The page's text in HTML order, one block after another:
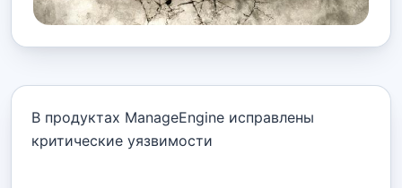
В продуктах ManageEngine исправлены
критические уязвимости